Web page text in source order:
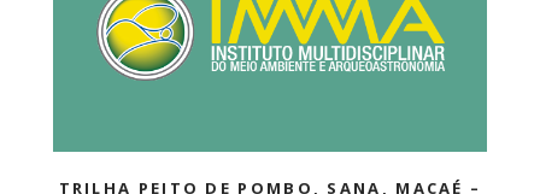
TRILHA DA LAGOINHA DO LESTE